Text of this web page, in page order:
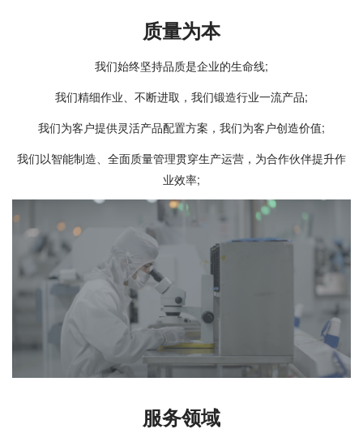
富满电子有限公司观澜分公司封装测试厂成立
富满电子全资子公司“鑫恒富”成立
4月
富满电子有限公司南山分公司成立
富满电子有限公司成立
质量为本
我们始终坚持品质是企业的生命线;
我们精细作业、不断进取，我们锻造行业一流产品;
我们为客户提供灵活产品配置方案，我们为客户创造价值;
我们以智能制造、全面质量管理贯穿生产运营，为合作伙伴提升作
业效率;
服务领域